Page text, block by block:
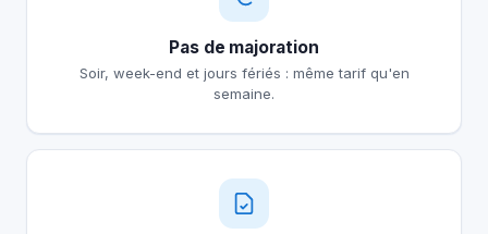
Pas de majoration
Soir, week-end et jours fériés : même tarif qu'en
semaine.